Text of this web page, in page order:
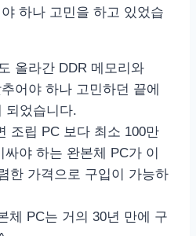
하나 고민을 하고 있었습
올라간 DDR 메모리와
어야 하나 고민하던 끝에
되었습니다.
조립 PC 보다 최소 100만
야 하는 완본체 PC가 이
한 가격으로 구입이 가능하
체 PC는 거의 30년 만에 구